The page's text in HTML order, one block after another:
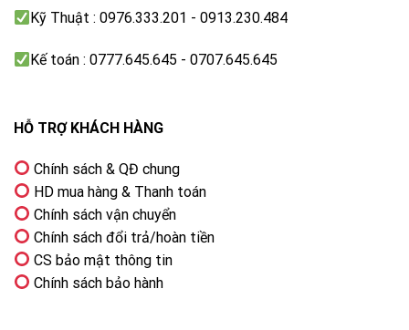
với tính năng giặt nước nóng
Công nghệ giặt nước nóng StainMaster+ loại bỏ hiệu
Kỹ Thuật : 0976.333.201 - 0913.230.484
Kế toán : 0777.645.645 - 0707.645.645
HỖ TRỢ KHÁCH HÀNG
Chính sách & QĐ chung
HD mua hàng & Thanh toán
Chính sách vận chuyển
Chính sách đổi trả/hoàn tiền
CS bảo mật thông tin
Chính sách bảo hành